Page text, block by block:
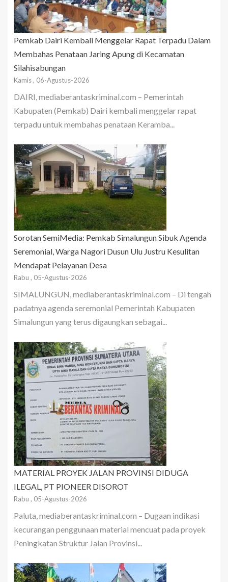
Pemkab Dairi Kembali Menggelar Rapat Terpadu Dalam
Membahas Penataan Jaring Apung di Kecamatan
Silahisabungan
Kamis , 06-Agustus-2026
DAIRI, mediaberantaskriminal.com – Pemerintah
Kabupaten (Pemkab) Dairi kembali menggelar rapat
terpadu untuk membahas penataan Keramba...
Sorotan SemiMedia: Pemkab Simalungun Sibuk Agenda
Seremonial, Warga Nagori Dusun Ulu Justru Kesulitan
Mendapat Pelayanan Desa
Rabu , 05-Agustus-2026
SIMALUNGUN, mediaberantaskriminal.com – Di tengah
padatnya agenda seremonial Pemerintah Kabupaten
Simalungun yang terus digaungkan sebagai...
MATERIAL PROYEK JALAN PROVINSI DIDUGA
ILEGAL, PT PIONEER DISOROT
Rabu , 05-Agustus-2026
Paluta, mediaberantaskriminal.com – Dugaan indikasi
kecurangan penggunaan material mencuat pada proyek
Peningkatan Struktur Jalan Provinsi...